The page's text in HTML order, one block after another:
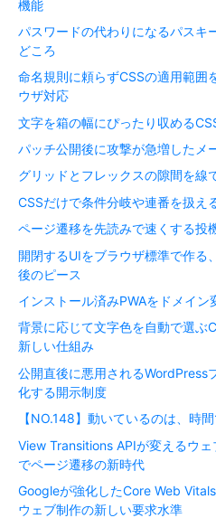
機能
パスワードの代わりになるパスキ
どころ
命名規則に頼らずCSSの適用範囲
ウザ対応
文字を箱の幅にぴったり収める
パッチ公開後に攻撃が急増したメ
グリッドとフレックスの隙間を線
CSSだけで条件分岐や連番を扱え
ページ遷移を先読みで速くする投
開閉するUIをブラウザ標準で作る
後のピース
インストール済みPWAをドメイ
背景に応じて文字色を自動で選ぶ
新しい仕組み
公開直後に悪用されるWordPress
化する開示制度
【NO.148】動いているのは、時
View Transitions APIが変えるウ
でページ遷移の新時代
Googleが強化したCore Web
ウェブ制作の新しい要求水準